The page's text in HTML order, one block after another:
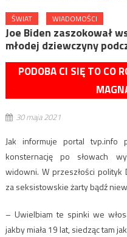
ŚWIAT WIADOMOŚCI
Joe Biden zaszokował
młodej dziewczyny
PODOBA CI SIĘ TO CO
30 maja 2021
Jak informuje portal tvp.info
konsternację po słowach
widowni. W przeszłości
za seksistowskie żarty bądź
– Uwielbiam te spinki we
jakby miała 19 lat, siedząc tam